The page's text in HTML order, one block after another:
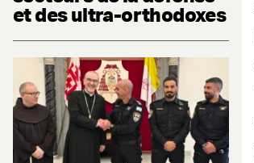
et des ultra-orthodoxes